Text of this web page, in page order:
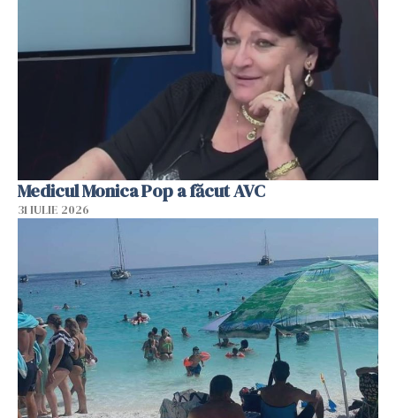
Medicul Monica Pop a făcut AVC
31 IULIE 2026